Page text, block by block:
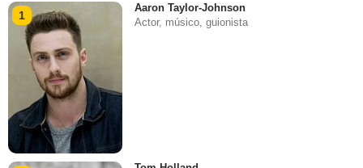
1
Aaron Taylor-Johnson
Actor, músico, guionista